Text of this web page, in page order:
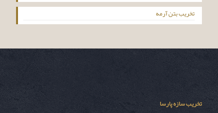
تخریب بتن آرمه
تخریب سازه پارسا